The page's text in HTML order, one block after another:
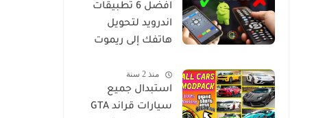
افضل 6 تطبيقات
اندرويد لتحويل
هاتفك إلى ريموت
تحكم عن بعد لاي
جهاز في منزلك
منذ 2 سنة
استبدال جميع
سيارات قراند GTA